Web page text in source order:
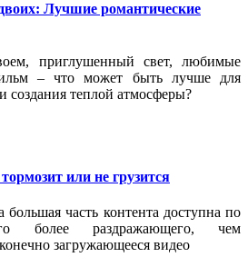
Лучшие романтические
приглушенный свет, любимые
– что может быть лучше для
создания теплой атмосферы?
или не грузится
часть контента доступна по
более раздражающего, чем
загружающееся видео